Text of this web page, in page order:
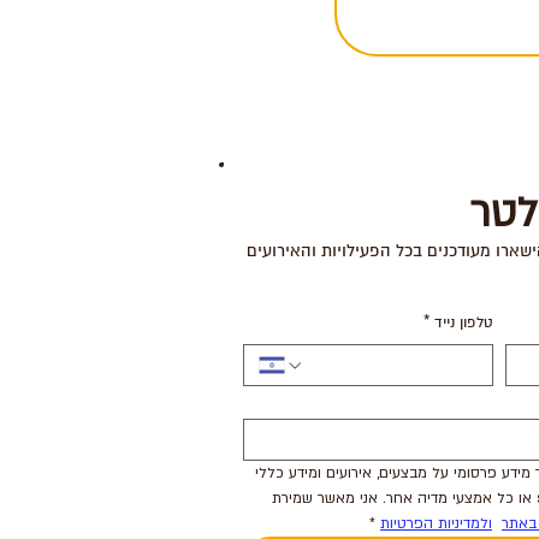
מעודכנים בכל הפעילויות והאירועים
טלפון נייד *
באתר ולמדיניות הפרטיות *